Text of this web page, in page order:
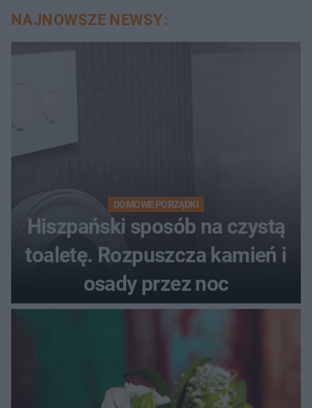
NAJNOWSZE NEWSY:
DOMOWE PORZĄDKI
Hiszpański sposób na czystą
toaletę. Rozpuszcza kamień i
osady przez noc